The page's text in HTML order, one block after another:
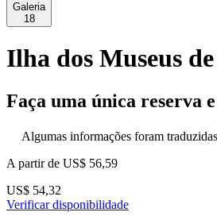
Galeria
18
Ilha dos Museus
Faça uma única reserva
Algumas informações foram
A partir de US$ 56,59
US$ 54,32
Verificar disponibilidade